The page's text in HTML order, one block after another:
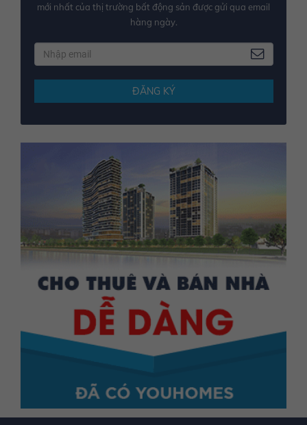
mới nhất của thị trường bất động sản được gửi qua email
hàng ngày.
ĐĂNG KÝ